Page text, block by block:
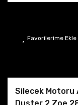
Silecek Motoru